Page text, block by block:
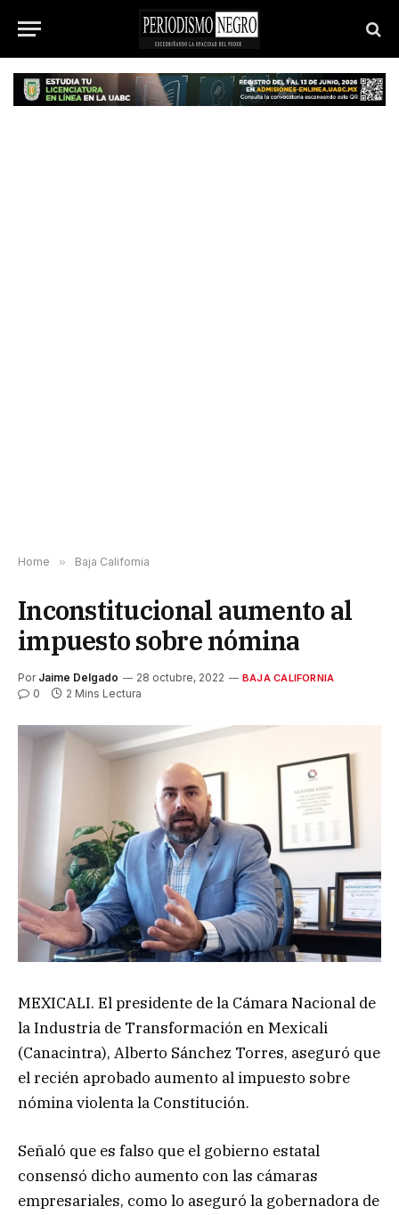
Home » Baja California
Inconstitucional aumento al
impuesto sobre nómina
Por Jaime Delgado 28 octubre, 2022 BAJA CALIFORNIA
0 2 Mins Lectura
MEXICALI. El presidente de la Cámara Nacional de
la Industria de Transformación en Mexicali
(Canacintra), Alberto Sánchez Torres, aseguró que
el recién aprobado aumento al impuesto sobre
nómina violenta la Constitución.
Señaló que es falso que el gobierno estatal
consensó dicho aumento con las cámaras
empresariales, como lo aseguró la gobernadora de